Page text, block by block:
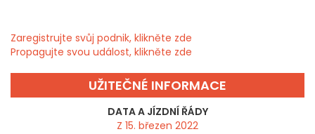
Zaregistrujte svůj podnik, klikněte zde
Propagujte svou událost, klikněte zde
UŽITEČNÉ INFORMACE
DATA A JÍZDNÍ ŘÁDY
Z 15. březen 2022